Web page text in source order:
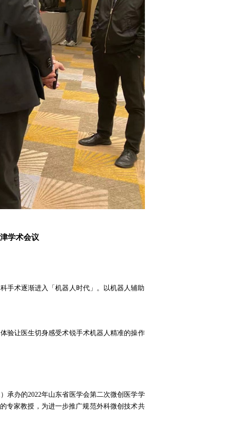
学术会议
术逐渐进入「机器人时代」。以机器人辅助
验让医生切身感受术锐手术机器人精准的操作
承办的2022年山东省医学会第二次微创医学学
专家教授 ， 为进一步推广规范外科微创技术共